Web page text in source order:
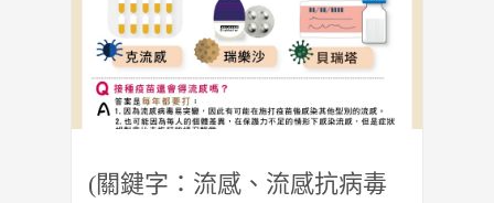
(關鍵字：流感、流感抗病毒